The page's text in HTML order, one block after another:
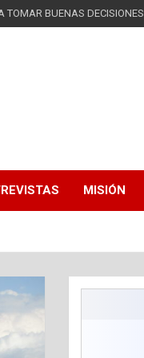
TOMAR BUENAS DECISIONES
MISIÓN